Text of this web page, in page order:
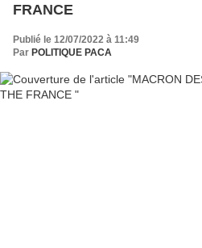
FRANCE
Publié le 12/07/2022 à 11:49
Par POLITIQUE PACA